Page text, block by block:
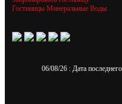
Гостиницы Минеральные Воды
06/08/26 : Дата